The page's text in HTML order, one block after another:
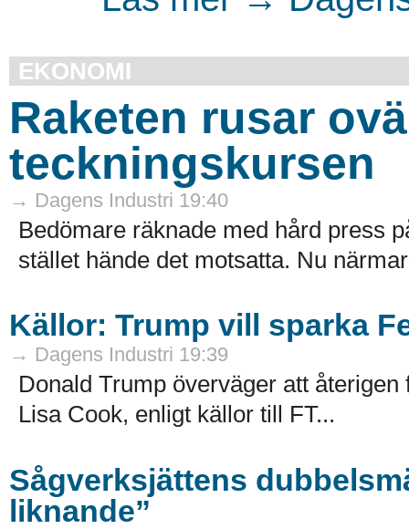
EKONOMI
Raketen rusar
teckningskursen
→ Dagens Industri 19:40
Bedömare räknade med hård press
stället hände det motsatta. Nu
Källor: Trump vill sparka
→ Dagens Industri 19:39
Donald Trump överväger att
Lisa Cook, enligt källor till FT...
Sågverksjättens
liknande”